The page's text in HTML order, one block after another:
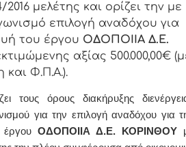
2016 μελέτης και ορίζει την με
επιλογή αναδόχου για
του έργου ΟΔΟΠΟΙΙΑ Δ.Ε.
αξίας 500.000,00€
Φ.Π.Α.).
τους όρους διακήρυξης
για την επιλογή αναδόχου για
έργου ΟΔΟΠΟΙΙΑ Δ.Ε. ΚΟΡΙΝΘΟΥ